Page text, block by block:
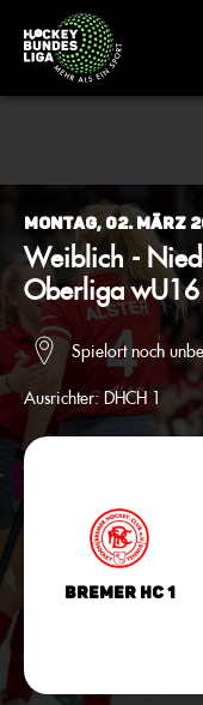
Montag, 02. März
Weiblich -
Oberliga
Spielort noch
Ausrichter:DHCH 1
Bremer HC 1